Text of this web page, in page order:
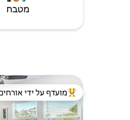
מטבח
מוביל בקרב נכסים
מועדף על ידי